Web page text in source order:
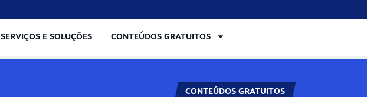
SERVIÇOS E SOLUÇÕES CONTEÚDOS GRATUITOS
CONTEÚDOS GRATUITOS